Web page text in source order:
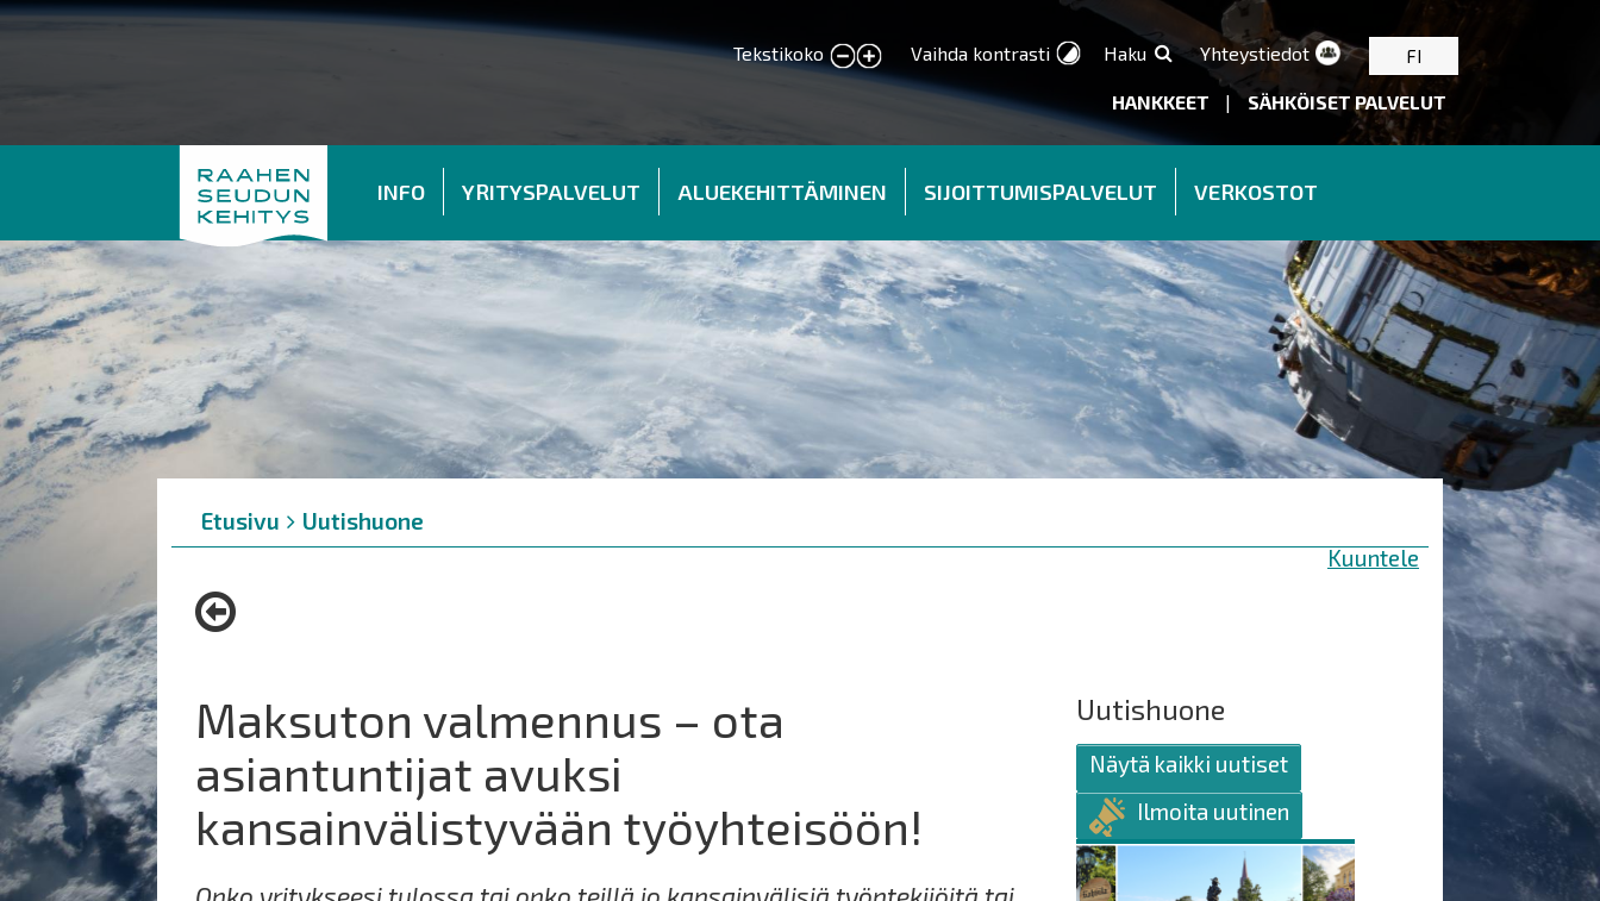
Tekstikoko
smaller text
larger text Vaihda kontrasti Haku Yhteystiedot FI
HANKKEET | SÄHKÖISET PALVELUT
INFO YRITYSPALVELUT ALUEKEHITTÄMINEN SIJOITTUMISPALVELUT VERKOSTOT
Murupolku
You
are
Etusivu
Uutishuone
Kuuntele
Maksuton valmennus – ota
asiantuntijat avuksi
kansainvälistyvään työyhteisöön!
Uutishuone
Näytä kaikki uutiset
Ilmoita uutinen